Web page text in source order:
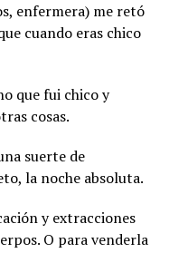
enfermera) me retó
cuando eras chico
que fui chico y
cosas.
suerte de
la noche absoluta.
y extracciones
O para venderla